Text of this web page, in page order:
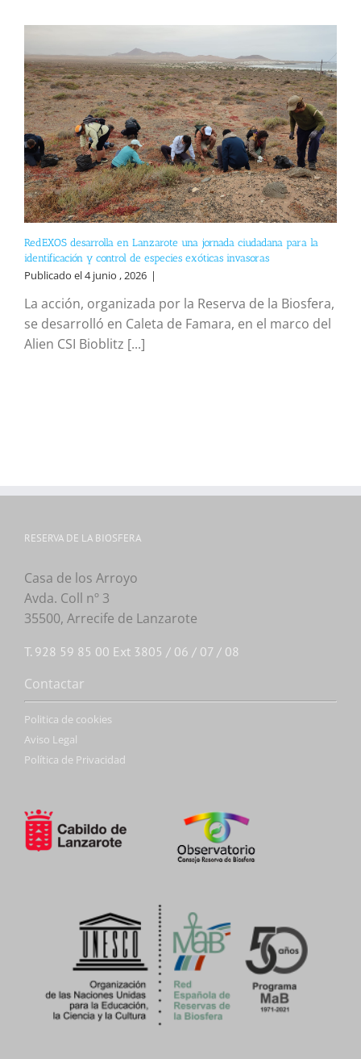
RedEXOS desarrolla en Lanzarote una jornada ciudadana para la
identificación y control de especies exóticas invasoras
Publicado el 4 junio , 2026 |
La acción, organizada por la Reserva de la Biosfera,
se desarrolló en Caleta de Famara, en el marco del
Alien CSI Bioblitz [...]
RESERVA DE LA BIOSFERA
Casa de los Arroyo
Avda. Coll nº 3
35500, Arrecife de Lanzarote
T. 928 59 85 00 Ext 3805 / 06 / 07 / 08
Contactar
Politica de cookies
Aviso Legal
Política de Privacidad